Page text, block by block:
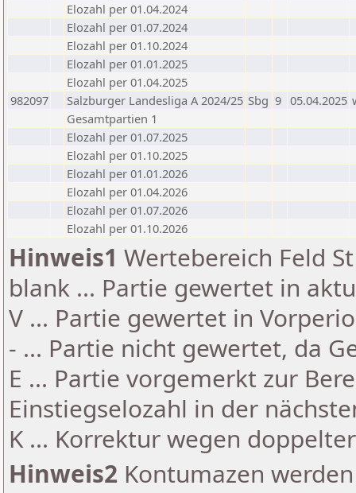
Elozahl per 01.04.2024
Elozahl per 01.07.2024
Elozahl per 01.10.2024
Elozahl per 01.01.2025
Elozahl per 01.04.2025
982097
Salzburger Landesliga A 2024/25 Sbg 9 05.04.2025
Gesamtpartien 1
Elozahl per 01.07.2025
Elozahl per 01.10.2025
Elozahl per 01.01.2026
Elozahl per 01.04.2026
Elozahl per 01.07.2026
Elozahl per 01.10.2026
Hinweis1 Wertebereich Feld
blank ... Partie gewertet in
V ... Partie gewertet in
- ... Partie nicht gewertet, da
E ... Partie vorgemerkt zur
Einstiegselozahl in der
K ... Korrektur wegen
Hinweis2 Kontumazen